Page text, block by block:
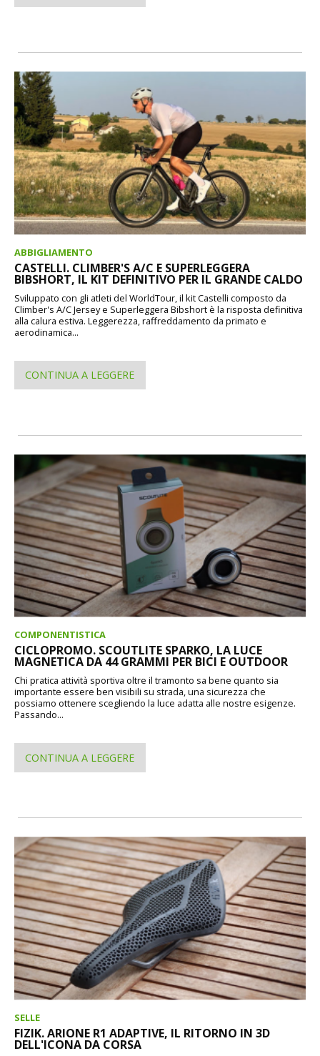
ABBIGLIAMENTO
CASTELLI. CLIMBER'S A/C E SUPERLEGGERA
BIBSHORT, IL KIT DEFINITIVO PER IL GRANDE CALDO
Sviluppato con gli atleti del WorldTour, il kit Castelli composto da
Climber's A/C Jersey e Superleggera Bibshort è la risposta definitiva
alla calura estiva. Leggerezza, raffreddamento da primato e
aerodinamica...
CONTINUA A LEGGERE
COMPONENTISTICA
CICLOPROMO. SCOUTLITE SPARKO, LA LUCE
MAGNETICA DA 44 GRAMMI PER BICI E OUTDOOR
Chi pratica attività sportiva oltre il tramonto sa bene quanto sia
importante essere ben visibili su strada, una sicurezza che
possiamo ottenere scegliendo la luce adatta alle nostre esigenze.
Passando...
CONTINUA A LEGGERE
SELLE
FIZIK. ARIONE R1 ADAPTIVE, IL RITORNO IN 3D
DELL'ICONA DA CORSA